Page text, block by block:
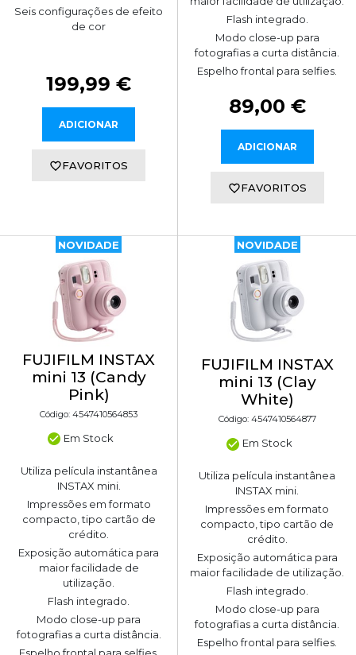
Seis configurações de efeito
de cor
199,99 €
ADICIONAR
FAVORITOS
Flash integrado.
Modo close-up para
fotografias a curta distância.
Espelho frontal para selfies.
89,00 €
ADICIONAR
FAVORITOS
NOVIDADE
FUJIFILM INSTAX
mini 13 (Candy
Pink)
Código: 4547410564853
Em Stock
Utiliza película instantânea
INSTAX mini.
Impressões em formato
compacto, tipo cartão de
crédito.
Exposição automática para
maior facilidade de
utilização.
Flash integrado.
Modo close-up para
fotografias a curta distância.
Espelho frontal para selfies.
NOVIDADE
FUJIFILM INSTAX
mini 13 (Clay
White)
Código: 4547410564877
Em Stock
Utiliza película instantânea
INSTAX mini.
Impressões em formato
compacto, tipo cartão de
crédito.
Exposição automática para
maior facilidade de utilização.
Flash integrado.
Modo close-up para
fotografias a curta distância.
Espelho frontal para selfies.